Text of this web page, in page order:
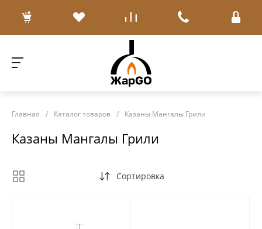
Главная / Каталог товаров / Казаны Мангалы Грили
Казаны Мангалы Грили
Сортировка